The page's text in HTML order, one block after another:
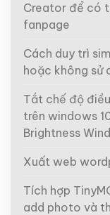
Creator để có
fanpage
Cách duy trì
hoặc không sử
Tắt chế độ
trên windows
Brightness
Xuất web
Tích hợp
add photo và